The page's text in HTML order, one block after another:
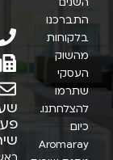
התברכנו
בלקוחות
מהשוק
העסקי
שתרמו
להצלחתנו.
כיום
Aromaray